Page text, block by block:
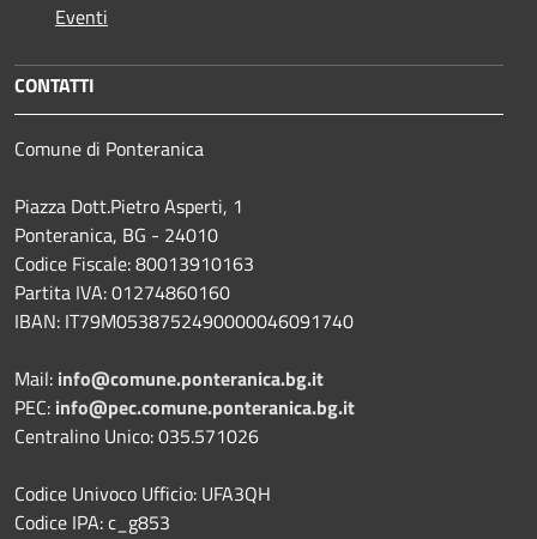
Eventi
CONTATTI
Comune di Ponteranica
Piazza Dott.Pietro Asperti, 1
Ponteranica, BG - 24010
Codice Fiscale: 80013910163
Partita IVA: 01274860160
IBAN: IT79M0538752490000046091740
Mail: info@comune.ponteranica.bg.it
PEC: info@pec.comune.ponteranica.bg.it
Centralino Unico: 035.571026
Codice Univoco Ufficio: UFA3QH
Codice IPA: c_g853